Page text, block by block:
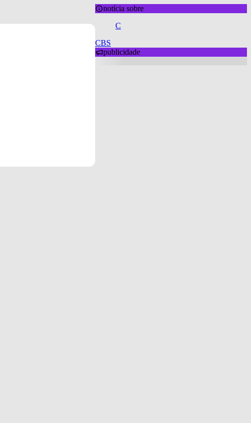
notícia sobre
C
CBS
publicidade